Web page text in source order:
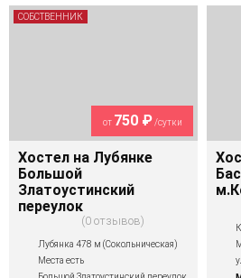
от 750 ₽/сутки
Хостел на Лубянке
Большой
Златоустинский
переулок
0 отзывов
Лубянка 478 м (Сокольническая)
Места есть
СОБСТВЕННИК